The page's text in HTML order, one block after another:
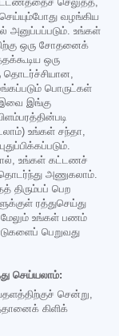
கட்டணத்தைச் செலுத்த,
வழங்கிய
அனுப்பப்படும். உங்கள்
ஒரு சோதனைக்
ஒரு
தொடர்ச்சியான,
பொருட்கள்
இங்கு
உங்கள் சந்தா,
உங்கள் கட்டணச்
தொடர்ந்து அணுகலாம்.
பெற
ரத்துசெய்து
உங்கள் பணம்
பெறுவது
செய்யலாம்:
சென்று,
கிளிக்